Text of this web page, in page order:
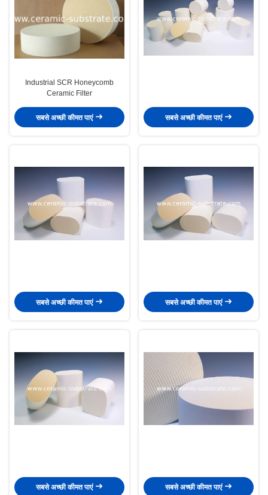
Industrial SCR Honeycomb
Ceramic Filter
सबसे अच्छी कीमत पाएं सबसे अच्छी कीमत पाएं
सबसे अच्छी कीमत पाएं सबसे अच्छी कीमत पाएं
सबसे अच्छी कीमत पाएं सबसे अच्छी कीमत पाएं